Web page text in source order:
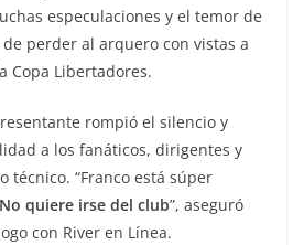
especulaciones y el temor de
perder al arquero con vistas a
Copa Libertadores.
rompió el silencio y
a los fanáticos, dirigentes y
técnico. “Franco está súper
No quiere irse del club”, aseguró
con River en Línea.